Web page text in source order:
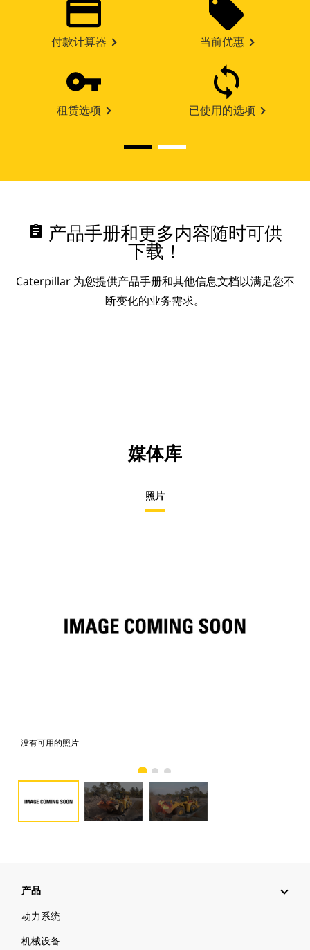
付款计算器 当前优惠
租赁选项 已使用的选项
assignment 产品手册和更多内容随时可供
下载！
Caterpillar 为您提供产品手册和其他信息文档以满足您不
断变化的业务需求。
媒体库
照片
没有可用的照片
产品
动力系统
机械设备